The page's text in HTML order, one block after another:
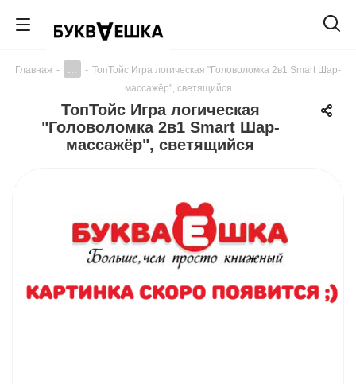
Главная - - ТопТойс Игра логическая "Головоломка 2в1 Smart Шар-
массажёр", светящийся
ТопТойс Игра логическая
"Головоломка 2в1 Smart Шар-
массажёр", светящийся